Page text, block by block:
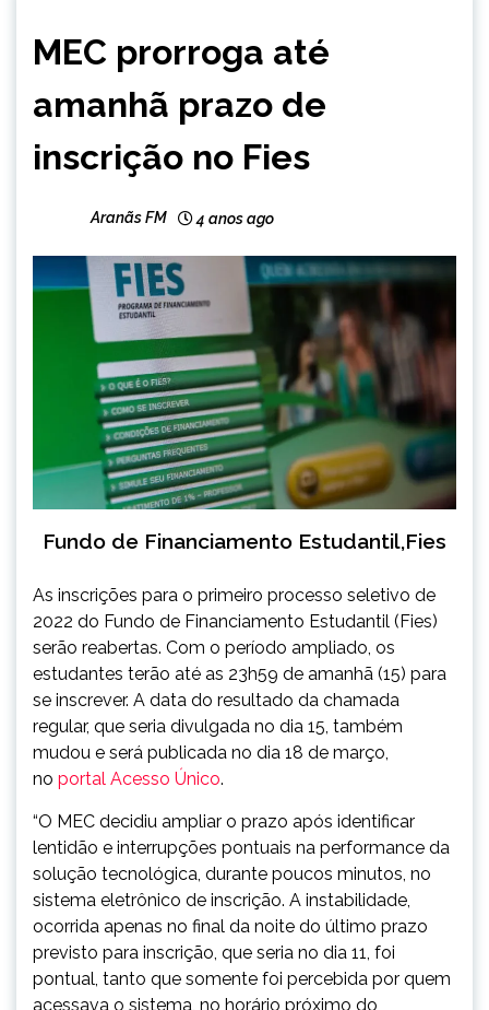
NOTÍCIAS
MEC prorroga até
amanhã prazo de
inscrição no Fies
Aranãs FM 4 anos ago
Fundo de Financiamento Estudantil,Fies
As inscrições para o primeiro processo seletivo de
2022 do Fundo de Financiamento Estudantil (Fies)
serão reabertas. Com o período ampliado, os
estudantes terão até as 23h59 de amanhã (15) para
se inscrever. A data do resultado da chamada
regular, que seria divulgada no dia 15, também
mudou e será publicada no dia 18 de março,
no portal Acesso Único.
“O MEC decidiu ampliar o prazo após identificar
lentidão e interrupções pontuais na performance da
solução tecnológica, durante poucos minutos, no
sistema eletrônico de inscrição. A instabilidade,
ocorrida apenas no final da noite do último prazo
previsto para inscrição, que seria no dia 11, foi
pontual, tanto que somente foi percebida por quem
acessava o sistema, no horário próximo do